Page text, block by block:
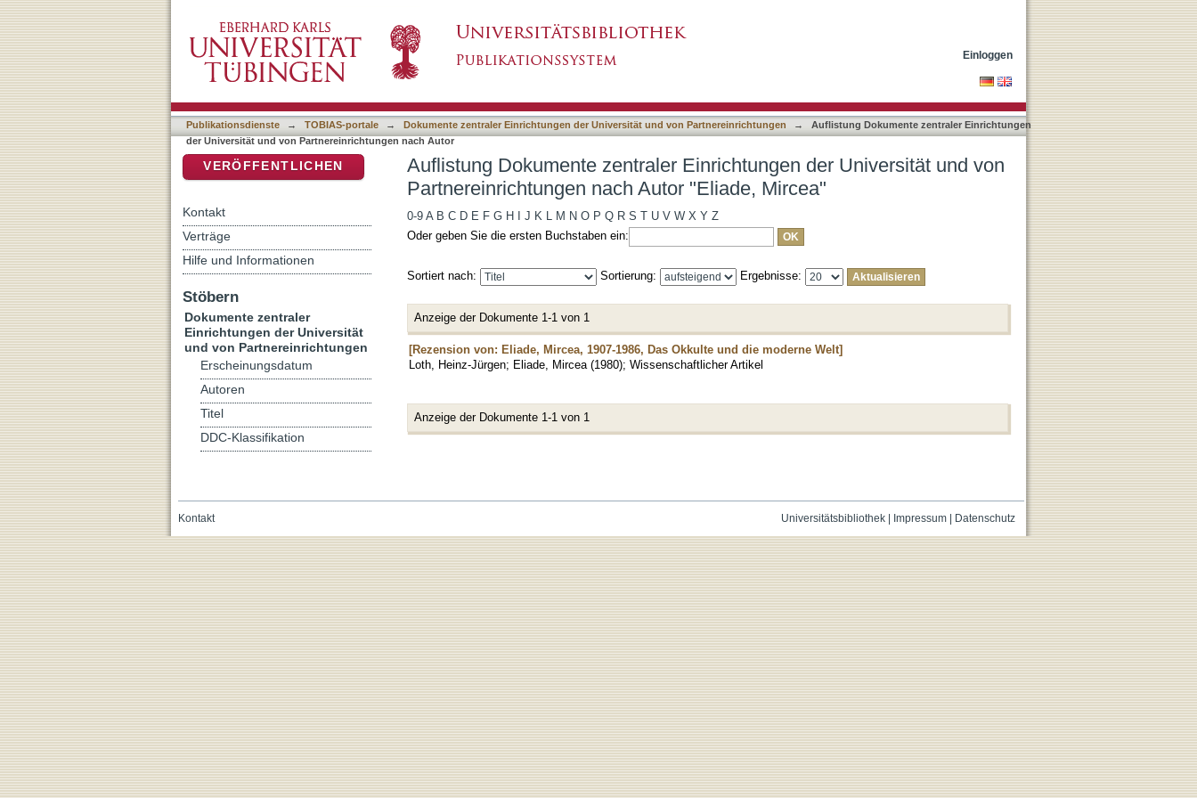
Autor "Eliade, Mircea"
Einloggen
Publikationsdienste → TOBIAS-portale → Dokumente zentraler Einrichtungen der Universität und von Partnereinrichtungen →
Auflistung Dokumente zentraler Einrichtungen
der Universität und von Partnereinrichtungen nach Autor
Auflistung Dokumente zentraler Einrichtungen der Universität und von
Partnereinrichtungen nach Autor "Eliade, Mircea"
0-9 A B C D E F G H J K L M N O P Q R S T U V W X Y Z
Oder geben Sie die ersten Buchstaben ein:
Sortiert nach: Sortierung: Ergebnisse:
Anzeige der Dokumente 1-1 von 1
[Rezension von: Eliade, Mircea, 1907-1986, Das Okkulte und die moderne Welt]
Loth, Heinz-Jürgen; Eliade, Mircea (1980); Wissenschaftlicher Artikel
Anzeige der Dokumente 1-1 von 1
VERÖFFENTLICHEN
Kontakt
Verträge
Hilfe und Informationen
Stöbern
Dokumente zentraler
Einrichtungen der Universität
und von Partnereinrichtungen
Erscheinungsdatum
Autoren
Titel
DDC-Klassifikation
Universitätsbibliothek| Impressum| Datenschutz
Kontakt